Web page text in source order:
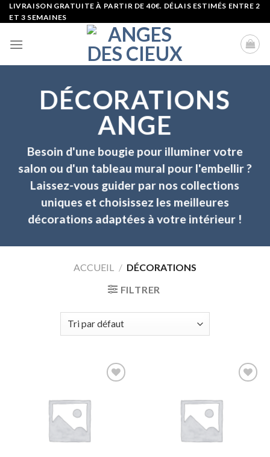
Skip
to
LIVRAISON GRATUITE À PARTIR DE 40€. DÉLAIS ESTIMÉS ENTRE 2
ET 3 SEMAINES
DÉCORATIONS
ANGE
Besoin d'une bougiepour illuminer votre
salon ou d'un tableau mural pour l'embellir ?
Laissez-vous guider par nos collections
uniques et choisissez les meilleures
décorations adaptées à votre intérieur !
ACCUEIL / DÉCORATIONS
FILTRER